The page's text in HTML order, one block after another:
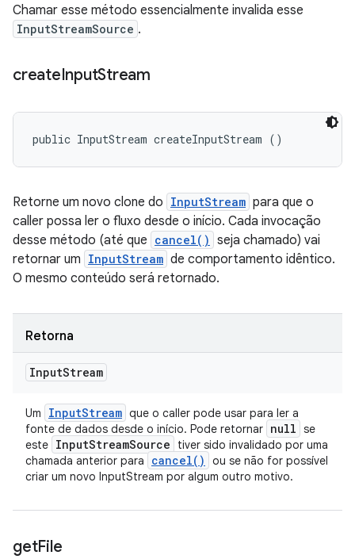
Chamar esse método essencialmente invalida esse
InputStreamSource .
createInputStream
public InputStream createInputStream ()
Retorne um novo clone do InputStream para que o
caller possa ler o fluxo desde o início. Cada invocação
desse método (até que cancel() seja chamado) vai
retornar um InputStream de comportamento idêntico.
O mesmo conteúdo será retornado.
Retorna
InputStream
Um InputStream que o caller pode usar para ler a
fonte de dados desde o início. Pode retornar null se
este InputStreamSource
tiver sido invalidado por uma
chamada anterior para
cancel( )
ou se não for possível
criar um novo InputStream por algum outro motivo.
getFile